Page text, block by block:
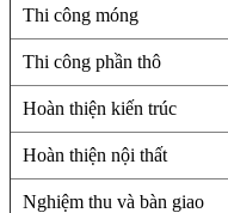
Thi công móng
Thi công phần thô
Hoàn thiện kiến trúc
Hoàn thiện nội thất
Nghiệm thu và bàn giao